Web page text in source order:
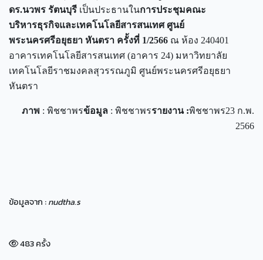
ดร.นวพร รัตนบุรี เป็นประธานในการประชุมคณะ
บริหารธุรกิจและเทคโนโลยีสารสนเทศ ศูนย์
พระนครศรีอยุธยา หันตรา ครั้งที่ 1/2566 ณ ห้อง 240401
อาคารเทคโนโลยีสารสนเทศ (อาคาร 24) มหาวิทยาลัย
เทคโนโลยีราชมงคลสุวรรณภูมิ ศูนย์พระนครศรีอยุธยา
หันตรา
ภาพ : พิชชาพรข้อมูล : พิชชาพรรายงาน :พิชชาพร23 ก.พ.
2566
ข้อมูลจาก :nudtha.s
483 ครั้ง